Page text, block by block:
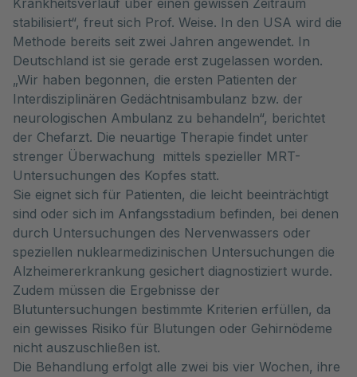
Krankheitsverlauf über einen gewissen Zeitraum
stabilisiert“, freut sich Prof. Weise. In den USA wird die
Methode bereits seit zwei Jahren angewendet. In
Deutschland ist sie gerade erst zugelassen worden.
„Wir haben begonnen, die ersten Patienten der
Interdisziplinären Gedächtnisambulanz bzw. der
neurologischen Ambulanz zu behandeln“, berichtet
der Chefarzt. Die neuartige Therapie findet unter
strenger Überwachung mittels spezieller MRT-
Untersuchungen des Kopfes statt.
Sie eignet sich für Patienten, die leicht beeinträchtigt
sind oder sich im Anfangsstadium befinden, bei denen
durch Untersuchungen des Nervenwassers oder
speziellen nuklearmedizinischen Untersuchungen die
Alzheimererkrankung gesichert diagnostiziert wurde.
Zudem müssen die Ergebnisse der
Blutuntersuchungen bestimmte Kriterien erfüllen, da
ein gewisses Risiko für Blutungen oder Gehirnödeme
nicht auszuschließen ist.
Die Behandlung erfolgt alle zwei bis vier Wochen, ihre